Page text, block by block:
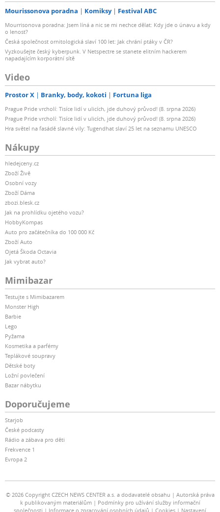
Mourissonova poradna Komiksy Festival ABC
Mourrisonova poradna: Jsem líná a nic se mi nechce dělat: Kdy jde o únavu a kdy
o lenost?
Česká společnost ornitologická slaví 100 let: Jak chrání ptáky v ČR?
Vyzkoušejte český kyberpunk. V Netspectre se stanete elitním hackerem
napadajícím korporátní sítě
Video
Prostor X Branky, body, kokoti Fortuna liga
Prague Pride vrcholí: Tisíce lidí v ulicích, jde duhový průvod! (8. srpna 2026)
Prague Pride vrcholí: Tisíce lidí v ulicích, jde duhový průvod! (8. srpna 2026)
Hra světel na fasádě slavné vily: Tugendhat slaví 25 let na seznamu UNESCO
Nákupy
hledejceny.cz
Zboží Živě
Osobní vozy
Zboží Dáma
zbozi.blesk.cz
Jak na prohlídku ojetého vozu?
HobbyKompas
Auto pro začátečníka do 100 000 Kč
Zboží Auto
Ojetá Škoda Octavia
Jak vybrat auto?
Mimibazar
Testujte s Mimibazarem
Monster High
Barbie
Lego
Pyžama
Kosmetika a parfémy
Teplákové soupravy
Dětské boty
Ložní povlečení
Bazar nábytku
Doporučujeme
Starjob
České podcasty
Rádio a zábava pro děti
Frekvence 1
Evropa 2
© 2026 Copyright CZECH NEWS CENTER a.s. a dodavatelé obsahu
Autorská práva
k publikovaným materiálům
Podmínky pro užívání služby informační
společnosti
Informace o zpracování osobních údajů Cookies Nastavení